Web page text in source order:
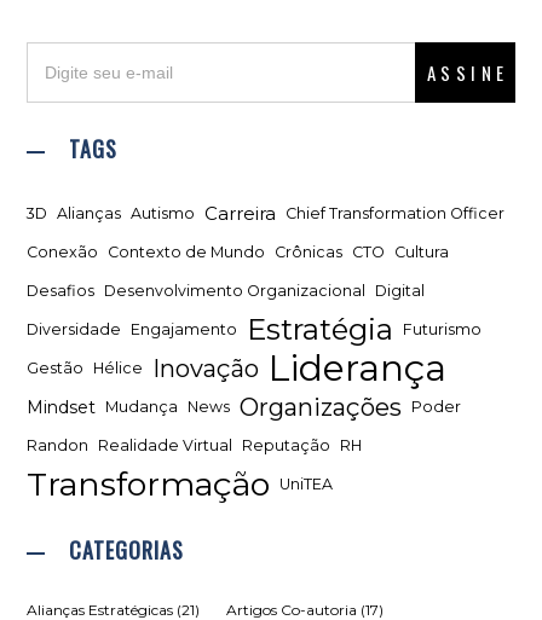
ASSINE
TAGS
3D Alianças Autismo Carreira Chief Transformation Officer
Conexão Contexto de Mundo Crônicas CTO Cultura
Desafios Desenvolvimento Organizacional Digital
Diversidade Engajamento Estratégia Futurismo
Gestão Hélice Inovação Liderança
Mindset Mudança News Organizações Poder
Randon Realidade Virtual Reputação RH
Transformação UniTEA
CATEGORIAS
Alianças Estratégicas (21) Artigos Co-autoria (17)